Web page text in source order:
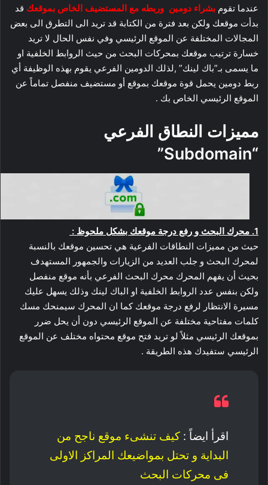
عندما تقوم بشراء دومين وربطه مع المستضيف الخاص بموقعك قد
بدأت موقعك ولكن بعد فترة من الكتابة قد تريد الى التطرق الى بعض
المجالات المختلفة عن الموقع الرئيسي وفي نفس الحال لا تريد
خسارة ترتيب موقعك بمحركات البحث من حيث الروابط الخلفية او
ما يسمى بـ”باك لينك” ,لذلك الدومين الفرعي يقوم بهذه الوظيفة أي
ربط دومين يحمل قوة موقعك بموقع أو مستضيف منفصل تماماً عن
الموقع الرئيسي الخاص بك .
مميزات النطاق الفرعي
“Subdomain”
1. محرك البحث و رفع درجة موقعك بشكل ملحوظ :
حيث من مميزات النطاقات الفرعية هي تحسين موقعك بالنسبة
لمحرك البحث و جلب العديد من الزيارات والجمهور المستهدف
بحيث أن يفهم المحرك محرك البحث الفرعي بأنه موقع منفصل
ولكن بنفس عدد الروابط الخلفية او الباك لينك وذلك يسهل عليك
مسيرة الانتظار لرفع درجة موقعك كما ان المحرك سيمنحك مسك
كلمات مفتاحية مختلفة عن الموقع الرئيسي دون أن يحل ضرر
بموقعك الرئيسي مثلاً لو تريد فتح موقع محتواه مختلف عن الموقع
الرئيسي ستفيدك هذه الطريقة .
اقرأ ايضاً : كيف تنشىء موقع ناجح من
البداية و تحتل بمواضيعك المراكز الاولى
فى محركات البحث